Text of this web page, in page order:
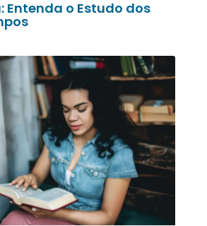
Entenda o Estudo dos